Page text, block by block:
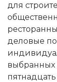
для
деловые
выбранных